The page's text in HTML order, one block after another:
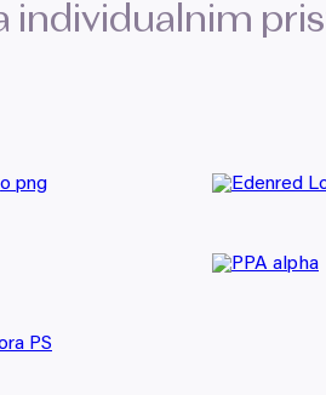
individualnim